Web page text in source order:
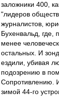
заложники 400,
"лидеров
журналистов,
Бухенвальд, где,
менее
остальных. И
ездили, убивая
подозрению в
Сопротивлению.
зимой 44-го